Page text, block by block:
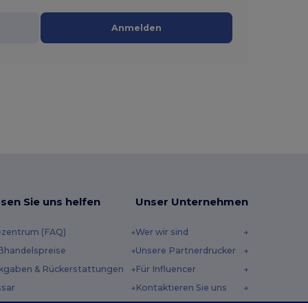
Anmelden
Sie uns helfen
(FAQ)
& Rückerstattungen
Unser Unternehmen
Wer wir sind
Unsere Partnerdrucker
Für Influencer
Kontaktieren Sie uns